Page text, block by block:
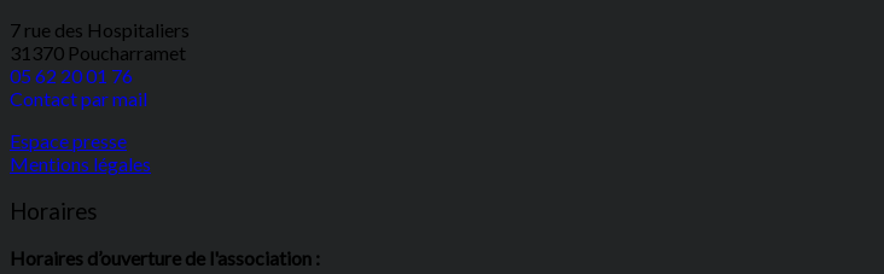
7 rue des Hospitaliers
31370 Poucharramet
05 62 20 01 76
Contact par mail
Espace presse
Mentions légales
Horaires
Horaires d’ouverture de l'association :